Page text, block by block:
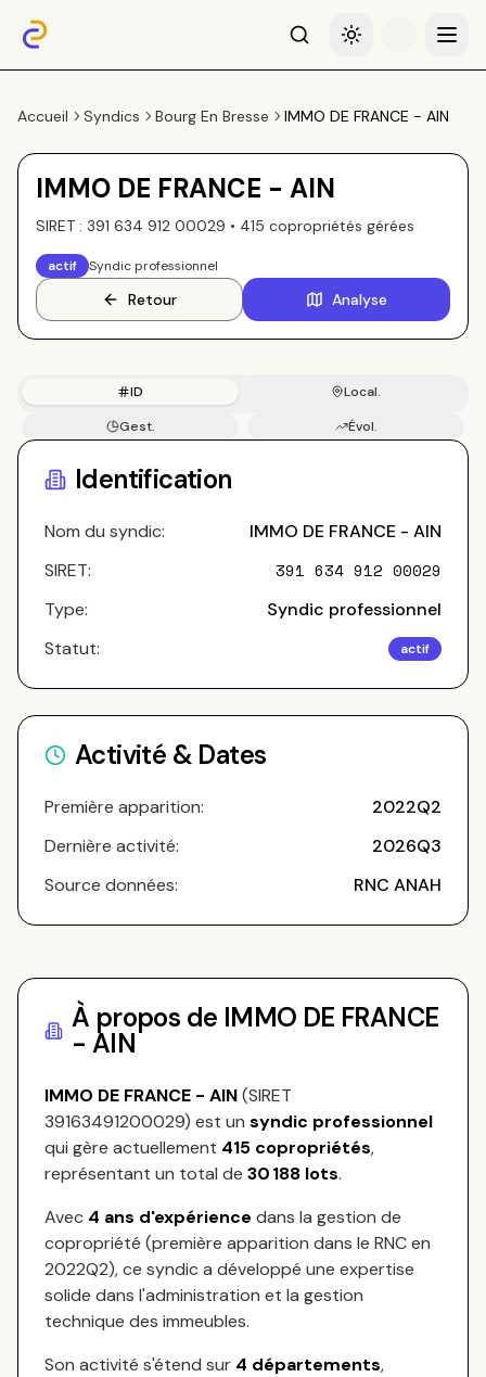
RechercheBasculer le thème
Menu
Accueil Syndics Bourg En Bresse IMMO DE FRANCE - AIN
IMMO DE FRANCE - AIN
SIRET : 391 634 912 00029 • 415 copropriétés gérées
actif Syndic professionnel
Retour Analyse
ID
Local.
Gest.
Évol.
Identification
Nom du syndic:
IMMO DE FRANCE - AIN
SIRET:
391 634 912 00029
Type:
Syndic professionnel
Statut:
actif
Activité & Dates
Première apparition:
2022Q2
Dernière activité:
2026Q3
Source données:
RNC ANAH
À propos de IMMO DE FRANCE
- AIN
IMMO DE FRANCE - AIN(SIRET
39163491200029) est un syndic professionnel
qui gère actuellement 415 copropriétés,
représentant un total de 30 188 lots.
Avec 4 ans d'expérience dans la gestion de
copropriété (première apparition dans le RNC en
2022Q2), ce syndic a développé une expertise
solide dans l'administration et la gestion
technique des immeubles.
Son activité s'étend sur 4 départements,